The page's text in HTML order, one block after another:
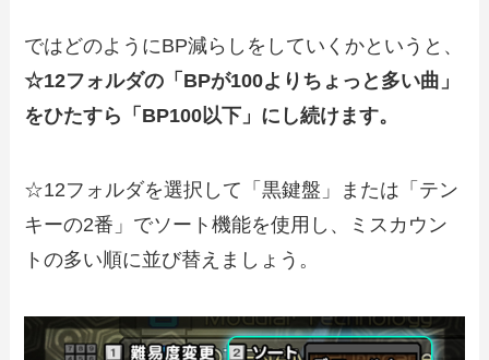
ではどのようにBP減らしをしていくかというと、
☆12フォルダの「BPが100よりちょっと多い曲」
をひたすら「BP100以下」にし続けます。
☆12フォルダを選択して「黒鍵盤」または「テン
キーの2番」でソート機能を使用し、ミスカウン
トの多い順に並び替えましょう。